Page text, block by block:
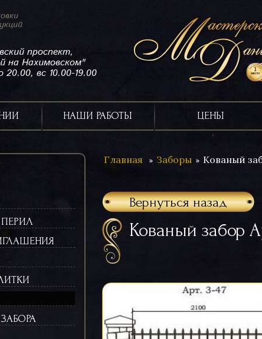
проспект,
на Нахимовском"
20.00, вс 10.00-19.00
НАШИ РАБОТЫ ЦЕНЫ
ПЕРИЛ
Главная Заборы Кованый
Вернуться назад
Кованый забор